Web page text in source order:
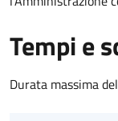
Tempi e
Durata massima